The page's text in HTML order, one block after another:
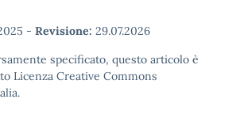
- Revisione: 29.07.2026
specificato, questo articolo è
Licenza Creative Commons